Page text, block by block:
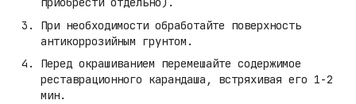
При необходимости обработайте поверхность
антикоррозийным грунтом.
Перед окрашиванием перемешайте содержимое
реставрационного карандаша, встряхивая его 1-2
мин.